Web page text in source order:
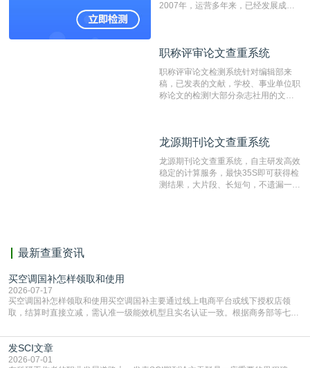
2007年，运营多年来，已经发展成为
检测速度快、精度高，市场反映良好。
职称评审论文查重系统
职称评审论文检测系统针对编辑部来
稿，已发表的文献，学校、事业单位职
称论文的检测!大部分杂志社用的文献
编辑部检测来稿和已发表的文献,检测
测时注意填写第一作者,才能排除已发
表文献复制比。（限制字符数1万）
龙源期刊论文查重系统
龙源期刊论文查重系统，自主研发高效
稳定的计算服务，最快35S即可获得检
测结果，大片段、长短句，不遗漏一处
最新查重资讯
买空调国补怎样领取和使用
2026-07-17
买空调国补怎样领取和使用买空调国补主要通过线上电商平台或线下授权店领
取，结算时直接立减‌，需认准一级能效机型且实名认证一致。根据商务部等七部
能领到补贴首选‌京东APP‌搜索专属口令(如【家电补贴1637】、【国补立省
4949】等，口令会随活动更新，以页面显示为准)进入补贴专场。淘宝/天猫也可
复制粘贴【8$FKFGgJq
发SCI文章
2026-07-01